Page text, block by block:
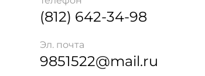
(812) 642-34-98
Эл. почта
9851522@mail.ru